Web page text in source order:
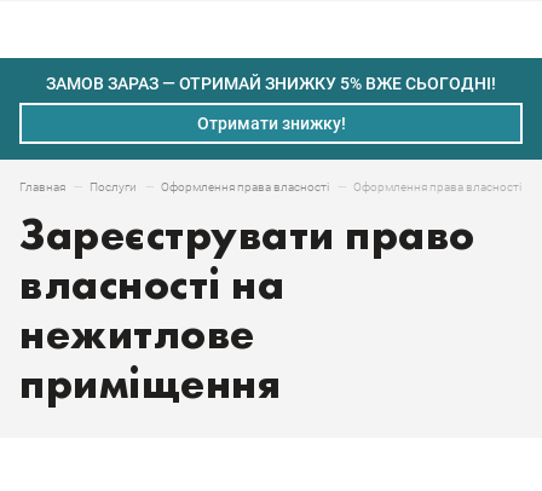
ЗАМОВ ЗАРАЗ — ОТРИМАЙ ЗНИЖКУ 5% ВЖЕ СЬОГОДНІ!
Отримати знижку!
Главная Послуги Оформлення права власності Оформлення права власності
Зареєструвати право
власності на
нежитлове
приміщення